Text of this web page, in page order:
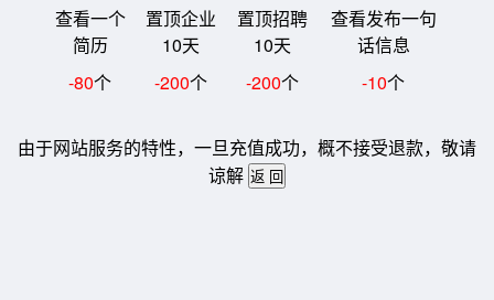
查看一个
简历
置顶企业
10天
置顶招聘
10天
查看发布一句
话信息
-80个 -200个 -200个 -10个
由于网站服务的特性，一旦充值成功，概不接受退款，敬请
谅解